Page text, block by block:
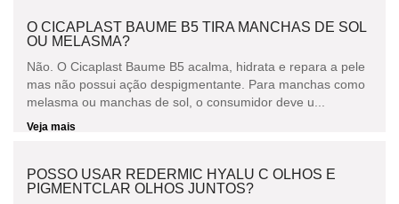
O CICAPLAST BAUME B5 TIRA MANCHAS DE SOL
OU MELASMA?
Não. O Cicaplast Baume B5 acalma, hidrata e repara a pele
mas não possui ação despigmentante. Para manchas como
melasma ou manchas de sol, o consumidor deve u...
Veja mais
POSSO USAR REDERMIC HYALU C OLHOS E
PIGMENTCLAR OLHOS JUNTOS?